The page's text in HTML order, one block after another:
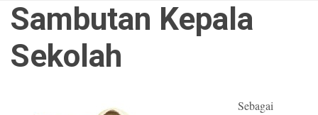
Sambutan Kepala
Sekolah
Sebagai